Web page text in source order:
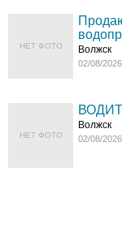
НЕТ ФОТО Волжск
02/08/
НЕТ ФОТО
Волжск
02/08/